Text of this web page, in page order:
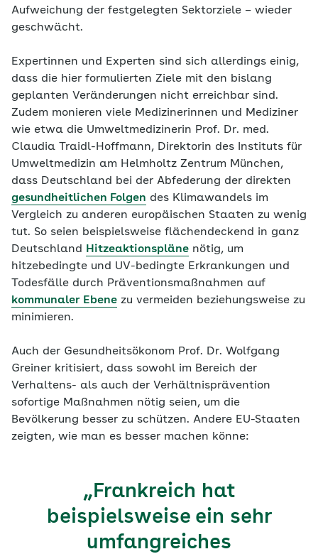
Aufweichung der festgelegten Sektorziele – wieder
geschwächt.
Expertinnen und Experten sind sich allerdings einig,
dass die hier formulierten Ziele mit den bislang
geplanten Veränderungen nicht erreichbar sind.
Zudem monieren viele Medizinerinnen und Mediziner
wie etwa die Umweltmedizinerin Prof. Dr. med.
Claudia Traidl-Hoffmann, Direktorin des Instituts für
Umweltmedizin am Helmholtz Zentrum München,
dass Deutschland bei der Abfederung der direkten
gesundheitlichen Folgen des Klimawandels im
Vergleich zu anderen europäischen Staaten zu wenig
tut. So seien beispielsweise flächendeckend in ganz
Deutschland
Hitzeaktionspläne nötig, um
hitzebedingte und UV-bedingte Erkrankungen und
Todesfälle durch Präventionsmaßnahmen auf
kommunaler Ebene zu vermeiden beziehungsweise zu
minimieren.
Auch der Gesundheitsökonom Prof. Dr. Wolfgang
Greiner kritisiert, dass sowohl im Bereich der
Verhaltens- als auch der Verhältnisprävention
sofortige Maßnahmen nötig seien, um die
Bevölkerung besser zu schützen. Andere EU-Staaten
zeigten, wie man es besser machen könne:
„Frankreich hat
beispielsweise ein sehr
umfangreiches